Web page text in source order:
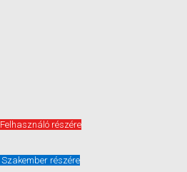
Felhasználó részére
Szakember részére